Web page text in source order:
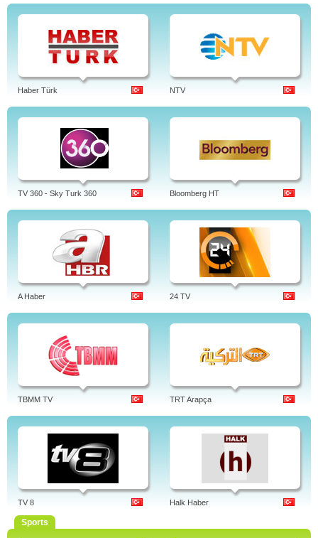
Haber Türk NTV
TV 360 - Sky Turk 360 Bloomberg HT
A Haber 24 TV
TBMM TV TRT Arapça
TV 8 Halk Haber
Sports